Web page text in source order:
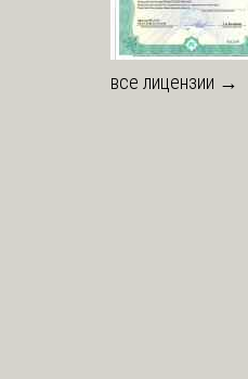
все лицензии →